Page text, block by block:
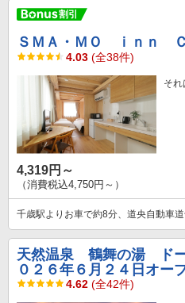
ＳＭＡ・ＭＯ ｉｎｎ Ｃ
4.03 (全38件)
それ
4,319円～
（消費税込4,750円～）
千歳駅よりお車で約8分、道央自動車
天然温泉 鶴舞の湯 ドー
０２６年６月２４日オープ
4.62 (全42件)